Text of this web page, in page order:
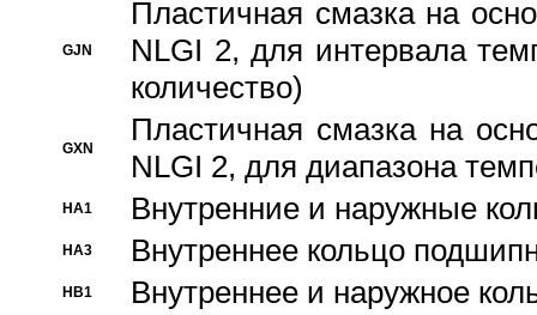
GJN
Пластичная смазка на
NLGI 2, для интервала
количество)
GXN
Пластичная смазка на
NLGI 2, для диапазона
HA1 Внутренние и наружные
HA3 Bнутреннее кольцо
HB1 Bнутреннее и наружное